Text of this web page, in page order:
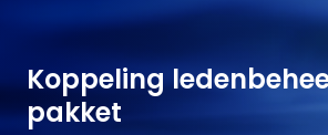
Koppeling
pakket